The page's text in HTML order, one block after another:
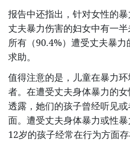
报告中还指出，针对女性的
丈夫暴力伤害的妇女中有一
所有（90.4%）遭受丈夫暴
求助。
值得注意的是，儿童在暴力
者。在遭受丈夫身体暴力的
透露，她们的孩子曾经听见
面。遭受丈夫身体暴力或性
12岁的孩子经常在行为方面存